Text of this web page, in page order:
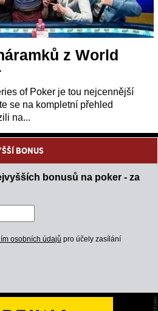
z World
of Poker je tou nejcennější
se na kompletní přehled
na...
BONUS
bonusů na poker - za
osobních údajů pro účely zasílání